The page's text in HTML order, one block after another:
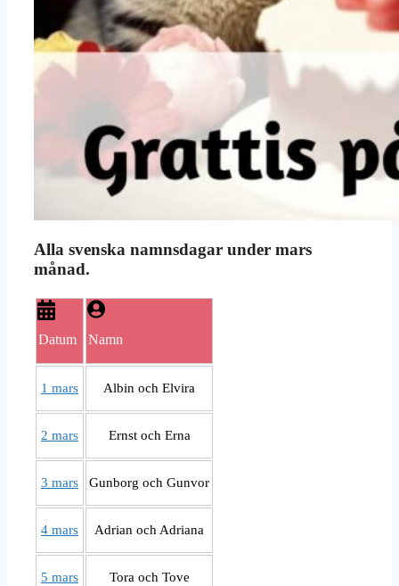
Alla svenska namnsdagar under mars
månad.
Datum Namn
1 mars Albin och Elvira
2 mars Ernst och Erna
3 mars Gunborg och Gunvor
4 mars Adrian och Adriana
5 mars Tora och Tove